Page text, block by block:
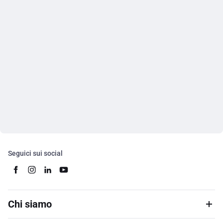
Seguici sui social
Chi siamo